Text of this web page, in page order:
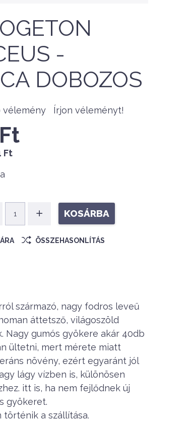
-
DOBOZOS
vélemény Írjon véleményt!
Ft
KOSÁRBA
ÖSSZEHASONLÍTÁS
származó, nagy fodros leveű
áttetsző, világoszöld
Nagy gumós gyökere akár 40db
ültetni, mert mérete miatt
növény, ezért egyaránt jól
lágy vízben is, különösen
itt is, ha nem fejlődnek új
gyökeret.
a szállítása.